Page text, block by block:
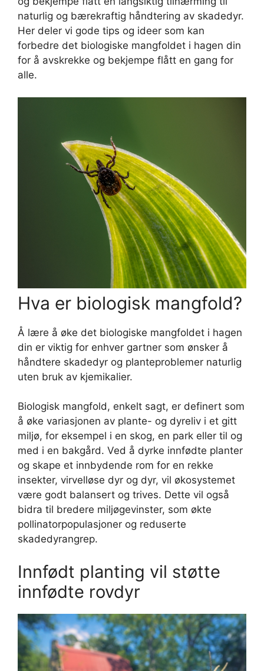
naturlig og bærekraftig håndtering av skadedyr.
Her deler vi gode tips og ideer som kan
forbedre det biologiske mangfoldet i hagen din
for å avskrekke og bekjempe flått en gang for
alle.
Hva er biologisk mangfold?
Å lære å øke det biologiske mangfoldet i hagen
din er viktig for enhver gartner som ønsker å
håndtere skadedyr og planteproblemer naturlig
uten bruk av kjemikalier.
Biologisk mangfold, enkelt sagt, er definert som
å øke variasjonen av plante- og dyreliv i et gitt
miljø, for eksempel i en skog, en park eller til og
med i en bakgård. Ved å dyrke innfødte planter
og skape et innbydende rom for en rekke
insekter, virvelløse dyr og dyr, vil økosystemet
være godt balansert og trives. Dette vil også
bidra til bredere miljøgevinster, som økte
pollinatorpopulasjoner og reduserte
skadedyrangrep.
Innfødt planting vil støtte
innfødte rovdyr